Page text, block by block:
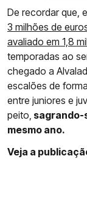
De recordar que,
3 milhões de
avaliado em 1,8
temporadas ao
chegado a
escalões de
entre juniores e
peito, sagrando-
mesmo ano.
Veja a